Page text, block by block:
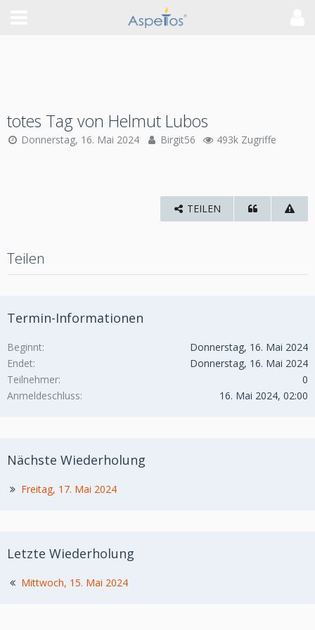
totes Tag von Helmut Lubos
Donnerstag, 16. Mai 2024 Birgit56 493k Zugriffe
TEILEN
Teilen
Termin-Informationen
Beginnt
Donnerstag, 16. Mai 2024
Endet
Donnerstag, 16. Mai 2024
Teilnehmer
0
Anmeldeschluss
16. Mai 2024, 02:00
Nächste Wiederholung
Freitag, 17. Mai 2024
Letzte Wiederholung
Mittwoch, 15. Mai 2024